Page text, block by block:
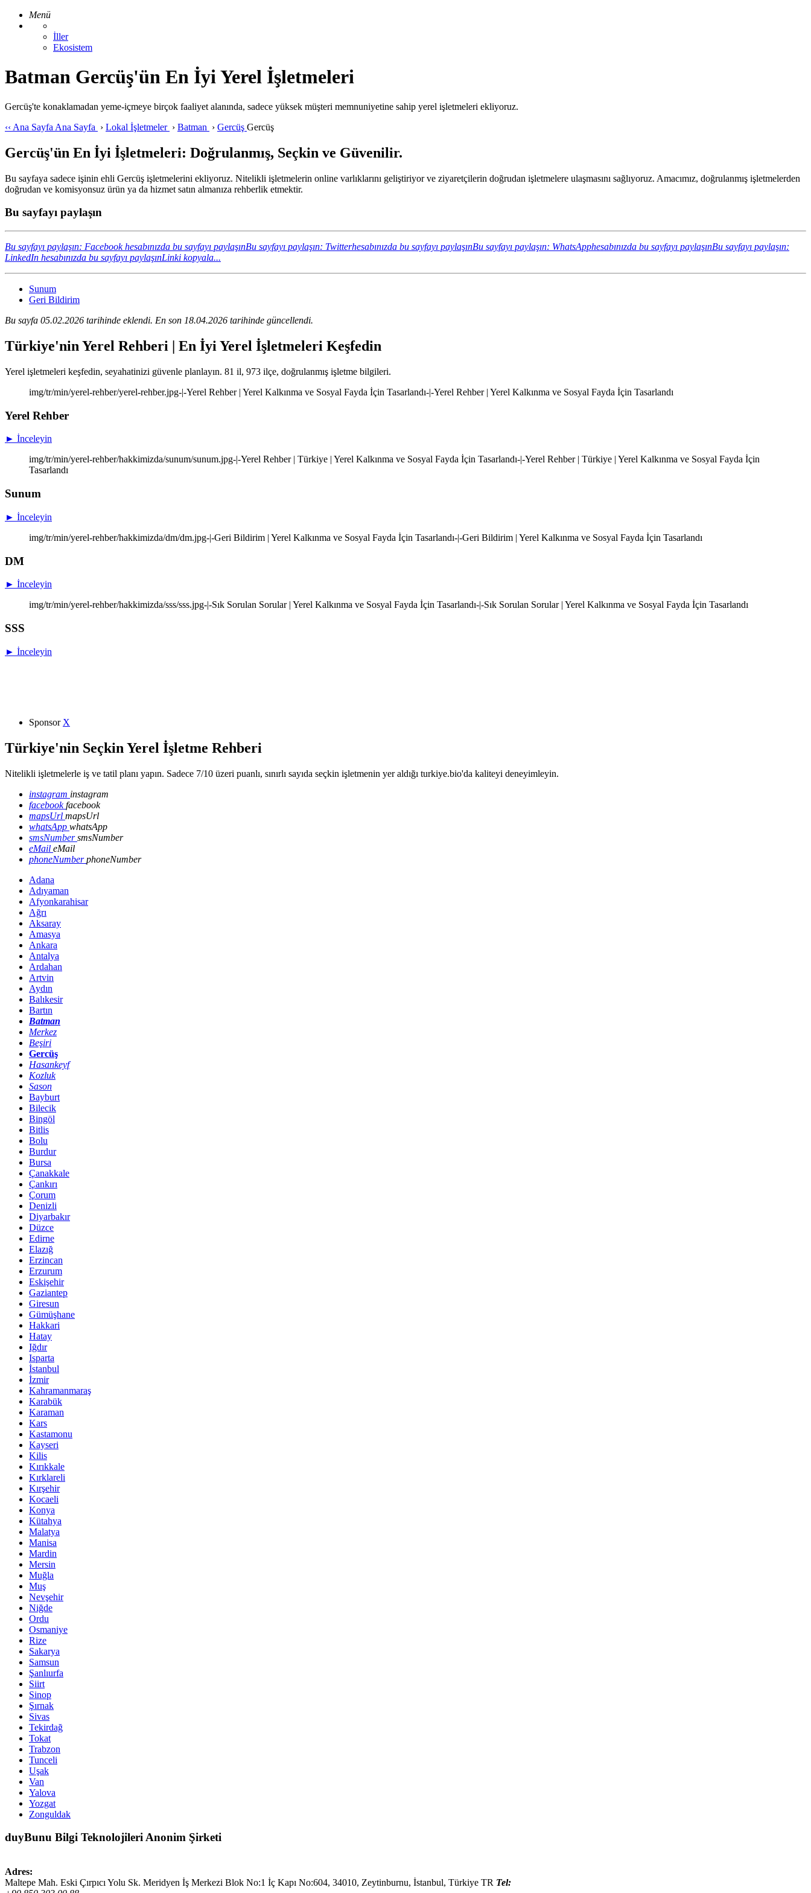
Menü
İller
Ekosistem
Batman Gercüş'ün En İyi Yerel İşletmeleri
Gercüş'te konaklamadan yeme-içmeye birçok faaliyet alanında, sadece yüksek müşteri memnuniyetine sahip yerel işletmeleri ekliyoruz.
‹‹ Ana Sayfa Ana Sayfa › Lokal İşletmeler › Batman › Gercüş Gercüş
Gercüş'ün En İyi İşletmeleri: Doğrulanmış, Seçkin ve Güvenilir.
Bu sayfaya sadece işinin ehli Gercüş işletmelerini ekliyoruz. Nitelikli işletmelerin online varlıklarını geliştiriyor ve ziyaretçilerin doğrudan işletmelere ulaşmasını sağlıyoruz. Amacımız, doğrulanmış işletmelerden
doğrudan ve komisyonsuz ürün ya da hizmet satın almanıza rehberlik etmektir.
Bu sayfayı paylaşın
Bu sayfayı paylaşın: Facebook hesabınızda bu sayfayı paylaşınBu sayfayı paylaşın: Twitterhesabınızda bu sayfayı paylaşınBu sayfayı paylaşın: WhatsApphesabınızda bu sayfayı paylaşınBu sayfayı paylaşın:
LinkedIn hesabınızda bu sayfayı paylaşınLinki kopyala...
Sunum
Geri Bildirim
Bu sayfa 05.02.2026 tarihinde eklendi. En son 18.04.2026 tarihinde güncellendi.
Türkiye'nin Yerel Rehberi | En İyi Yerel İşletmeleri Keşfedin
Yerel işletmeleri keşfedin, seyahatinizi güvenle planlayın. 81 il, 973 ilçe, doğrulanmış işletme bilgileri.
img/tr/min/yerel-rehber/yerel-rehber.jpg-|-Yerel Rehber | Yerel Kalkınma ve Sosyal Fayda İçin Tasarlandı-|-Yerel Rehber | Yerel Kalkınma ve Sosyal Fayda İçin Tasarlandı
Yerel Rehber
► İnceleyin
img/tr/min/yerel-rehber/hakkimizda/sunum/sunum.jpg-|-Yerel Rehber | Türkiye | Yerel Kalkınma ve Sosyal Fayda İçin Tasarlandı-|-Yerel Rehber | Türkiye | Yerel Kalkınma ve Sosyal Fayda İçin
Tasarlandı
Sunum
► İnceleyin
img/tr/min/yerel-rehber/hakkimizda/dm/dm.jpg-|-Geri Bildirim | Yerel Kalkınma ve Sosyal Fayda İçin Tasarlandı-|-Geri Bildirim | Yerel Kalkınma ve Sosyal Fayda İçin Tasarlandı
DM
► İnceleyin
img/tr/min/yerel-rehber/hakkimizda/sss/sss.jpg-|-Sık Sorulan Sorular | Yerel Kalkınma ve Sosyal Fayda İçin Tasarlandı-|-Sık Sorulan Sorular | Yerel Kalkınma ve Sosyal Fayda İçin Tasarlandı
SSS
► İnceleyin
Sponsor X
Türkiye'nin Seçkin Yerel İşletme Rehberi
Nitelikli işletmelerle iş ve tatil planı yapın. Sadece 7/10 üzeri puanlı, sınırlı sayıda seçkin işletmenin yer aldığı turkiye.bio'da kaliteyi deneyimleyin.
instagram instagram
facebookfacebook
mapsUrl mapsUrl
whatsApp whatsApp
smsNumbersmsNumber
eMail eMail
phoneNumberphoneNumber
Adana
Adıyaman
Afyonkarahisar
Ağrı
Aksaray
Amasya
Ankara
Antalya
Ardahan
Artvin
Aydın
Balıkesir
Bartın
Batman
Merkez
Beşiri
Gercüş
Hasankeyf
Kozluk
Sason
Bayburt
Bilecik
Bingöl
Bitlis
Bolu
Burdur
Bursa
Çanakkale
Çankırı
Çorum
Denizli
Diyarbakır
Düzce
Edirne
Elazığ
Erzincan
Erzurum
Eskişehir
Gaziantep
Giresun
Gümüşhane
Hakkari
Hatay
Iğdır
Isparta
İstanbul
İzmir
Kahramanmaraş
Karabük
Karaman
Kars
Kastamonu
Kayseri
Kilis
Kırıkkale
Kırklareli
Kırşehir
Kocaeli
Konya
Kütahya
Malatya
Manisa
Mardin
Mersin
Muğla
Muş
Nevşehir
Niğde
Ordu
Osmaniye
Rize
Sakarya
Samsun
Şanlıurfa
Siirt
Sinop
Şırnak
Sivas
Tekirdağ
Tokat
Trabzon
Tunceli
Uşak
Van
Yalova
Yozgat
Zonguldak
duyBunu Bilgi Teknolojileri Anonim Şirketi
Adres:
Maltepe Mah. Eski Çırpıcı Yolu Sk. Meridyen İş Merkezi Blok No:1 İç Kapı No:604, 34010, Zeytinburnu, İstanbul, Türkiye TR Tel: